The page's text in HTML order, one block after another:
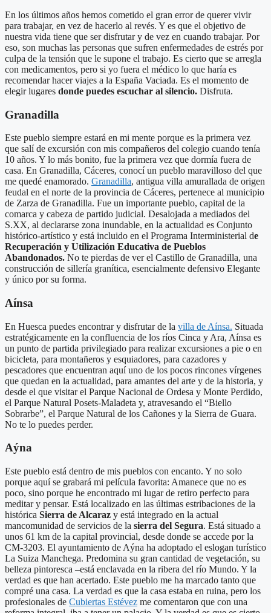
En los últimos años hemos cometido el gran error de querer vivir
para trabajar, en vez de hacerlo al revés. Y es que el objetivo de
nuestra vida tiene que ser disfrutar y de vez en cuando trabajar. Por
eso, son muchas las personas que sufren enfermedades de estrés por
culpa de la tensión que le supone el trabajo. Es cierto que se arregla
con medicamentos, pero si yo fuera el médico lo que haría es
recomendar hacer viajes a la España Vaciada. Es el momento de
elegir lugares donde puedes escuchar al silencio. Disfruta.
Granadilla
Este pueblo siempre estará en mi mente porque es la primera vez
que salí de excursión con mis compañeros del colegio cuando tenía
10 años. Y lo más bonito, fue la primera vez que dormía fuera de
casa. En Granadilla, Cáceres, conocí un pueblo maravilloso del que
me quedé enamorado. Granadilla, antigua villa amurallada de origen
feudal en el norte de la provincia de Cáceres, pertenece al municipio
de Zarza de Granadilla. Fue un importante pueblo, capital de la
comarca y cabeza de partido judicial. Desalojada a mediados del
S.XX, al declararse zona inundable, en la actualidad es Conjunto
histórico-artístico y está incluido en el Programa Interministerial de
Recuperación y Utilización Educativa de Pueblos
Abandonados. No te pierdas de ver el Castillo de Granadilla, una
construcción de sillería granítica, esencialmente defensivo Elegante
y único por su forma.
Aínsa
En Huesca puedes encontrar y disfrutar de la villa de Aínsa. Situada
estratégicamente en la confluencia de los ríos Cinca y Ara, Aínsa es
un punto de partida privilegiado para realizar excursiones a pie o en
bicicleta, para montañeros y esquiadores, para cazadores y
pescadores que encuentran aquí uno de los pocos rincones vírgenes
que quedan en la actualidad, para amantes del arte y de la historia, y
desde el que visitar el Parque Nacional de Ordesa y Monte Perdido,
el Parque Natural Posets-Maladeta y, atravesando el “Biello
Sobrarbe”, el Parque Natural de los Cañones y la Sierra de Guara.
No te lo puedes perder.
Aýna
Este pueblo está dentro de mis pueblos con encanto. Y no solo
porque aquí se grabará mi película favorita: Amanece que no es
poco, sino porque he encontrado mi lugar de retiro perfecto para
meditar y pensar. Está localizado en las últimas estribaciones de la
histórica Sierra de Alcaraz y está integrado en la actual
mancomunidad de servicios de la sierra del Segura. Está situado a
unos 61 km de la capital provincial, desde donde se accede por la
CM-3203. El ayuntamiento de Aýna ha adoptado el eslogan turístico
La Suiza Manchega.​ Predomina su gran cantidad de vegetación, su
belleza pintoresca –está enclavada en la ribera del río Mundo. Y la
verdad es que han acertado. Este pueblo me ha marcado tanto que
compré una casa. La verdad es que la casa estaba en ruina, pero los
profesionales de Cubiertas Estévez me comentaron que con una